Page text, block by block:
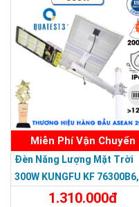
THƯƠNG HIỆU
Miễn Phí Vận Chuyển
Đèn Năng Lượng Mặt Trời
300W KUNGFU KF 76300B6,
IP68, Bảng Giá 2026
1.310.000đ